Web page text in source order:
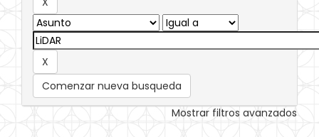
Comenzar nueva busqueda
Mostrar filtros avanzados